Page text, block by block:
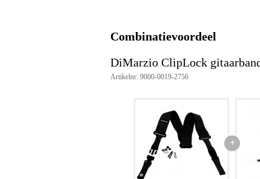
Gewicht en afmetingen inclusief
Afmeting(incl. verpakking)
Productspecificaties
stevige gitaarband
breedte: 5 cm
Combinatievoordeel
DiMarzio ClipLock
Artikelnr: 9000-0019-2756
+